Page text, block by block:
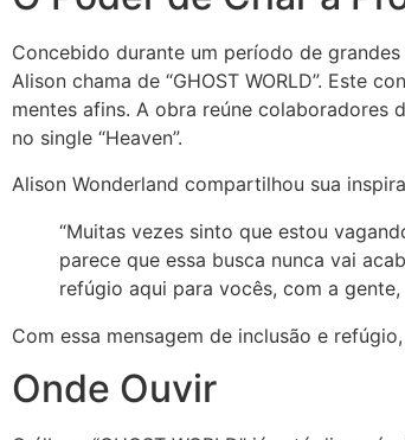
Concebido durante um período de
Alison chama de “GHOST WORLD”. Este
mentes afins. A obra reúne colaboradores
no single “Heaven”.
Alison Wonderland compartilhou sua
“Muitas vezes sinto que estou
parece que essa busca nunca vai
refúgio aqui para vocês, com a gente,
Com essa mensagem de inclusão e
Onde Ouvir